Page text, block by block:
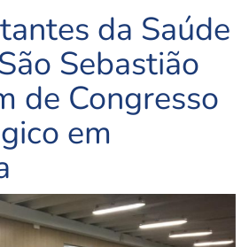
da Saúde
Sebastião
de Congresso
em